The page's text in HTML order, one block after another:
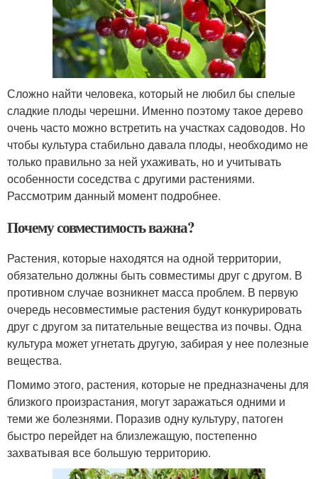
Сложно найти человека, который не любил бы спелые
сладкие плоды черешни. Именно поэтому такое дерево
очень часто можно встретить на участках садоводов. Но
чтобы культура стабильно давала плоды, необходимо не
только правильно за ней ухаживать, но и учитывать
особенности соседства с другими растениями.
Рассмотрим данный момент подробнее.
Почему совместимость важна?
Растения, которые находятся на одной территории,
обязательно должны быть совместимы друг с другом. В
противном случае возникнет масса проблем. В первую
очередь несовместимые растения будут конкурировать
друг с другом за питательные вещества из почвы. Одна
культура может угнетать другую, забирая у нее полезные
вещества.
Помимо этого, растения, которые не предназначены для
близкого произрастания, могут заражаться одними и
теми же болезнями. Поразив одну культуру, патоген
быстро перейдет на близлежащую, постепенно
захватывая все большую территорию.